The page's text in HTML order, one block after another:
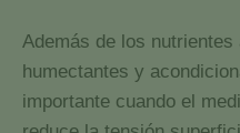
Además de los
humectantes y
importante cuando el